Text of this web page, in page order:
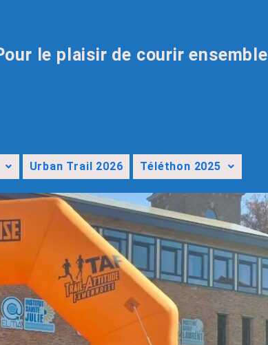
le plaisir de courir ensemble
Urban Trail 2026 Téléthon 2025